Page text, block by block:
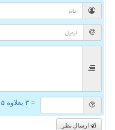
= ۳ بعلاوه ۵
ارسال نظر